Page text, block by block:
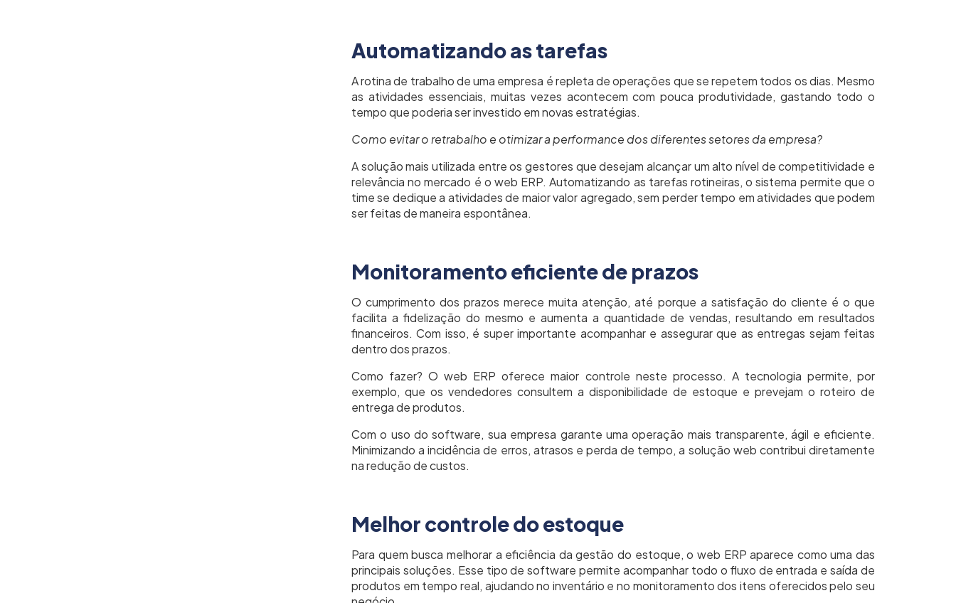
Automatizando as tarefas
A rotina de trabalho de uma empresa é repleta de operações que se repetem todos os dias. Mesmo
as atividades essenciais, muitas vezes acontecem com pouca produtividade, gastando todo o
tempo que poderia ser investido em novas estratégias.
Como evitar o retrabalho e otimizar a performance dos diferentes setores da empresa?
A solução mais utilizada entre os gestores que desejam alcançar um alto nível de competitividade e
relevância no mercado é o web ERP. Automatizando as tarefas rotineiras, o sistema permite que o
time se dedique a atividades de maior valor agregado, sem perder tempo em atividades que podem
ser feitas de maneira espontânea.
Monitoramento eficiente de prazos
O cumprimento dos prazos merece muita atenção, até porque a satisfação do cliente é o que
facilita a fidelização do mesmo e aumenta a quantidade de vendas, resultando em resultados
financeiros. Com isso, é super importante acompanhar e assegurar que as entregas sejam feitas
dentro dos prazos.
Como fazer? O web ERP oferece maior controle neste processo. A tecnologia permite, por
exemplo, que os vendedores consultem a disponibilidade de estoque e prevejam o roteiro de
entrega de produtos.
Com o uso do software, sua empresa garante uma operação mais transparente, ágil e eficiente.
Minimizando a incidência de erros, atrasos e perda de tempo, a solução web contribui diretamente
na redução de custos.
Melhor controle do estoque
Para quem busca melhorar a eficiência da gestão do estoque, o web ERP aparece como uma das
principais soluções. Esse tipo de software permite acompanhar todo o fluxo de entrada e saída de
produtos em tempo real, ajudando no inventário e no monitoramento dos itens oferecidos pelo seu